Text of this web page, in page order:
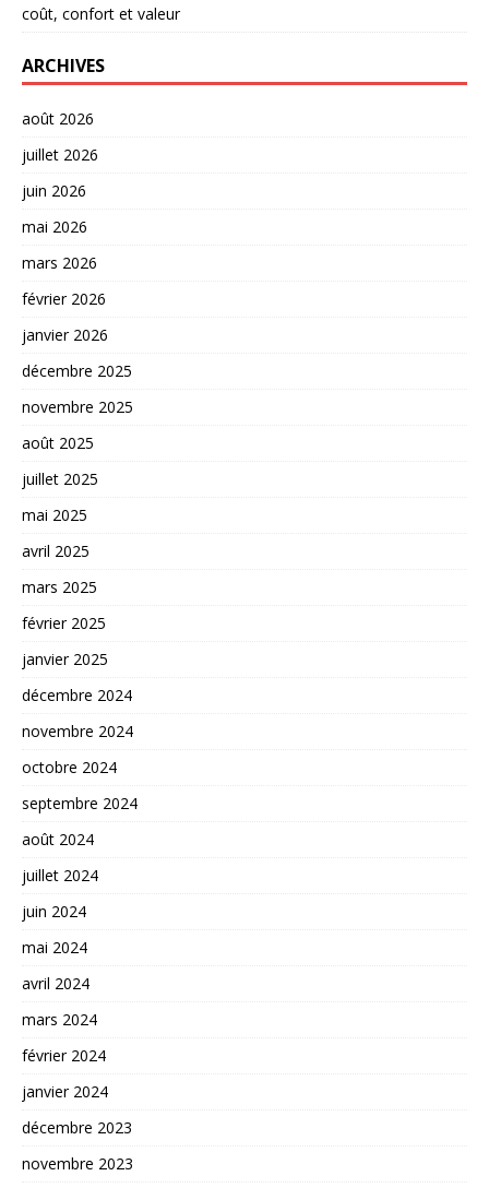
coût, confort et valeur
ARCHIVES
août 2026
juillet 2026
juin 2026
mai 2026
mars 2026
février 2026
janvier 2026
décembre 2025
novembre 2025
août 2025
juillet 2025
mai 2025
avril 2025
mars 2025
février 2025
janvier 2025
décembre 2024
novembre 2024
octobre 2024
septembre 2024
août 2024
juillet 2024
juin 2024
mai 2024
avril 2024
mars 2024
février 2024
janvier 2024
décembre 2023
novembre 2023